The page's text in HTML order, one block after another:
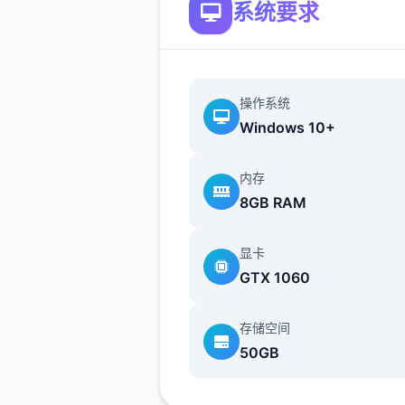
沙漠追猎者攻略：
游戏中也有着各种各样的阵营
每个阵营都有各自的目的，游
横。
不同于为H而H，本作主打的是
所以如果只是为了H内容而游玩
的快乐的情况，
但如果冲着剧情和世界观来玩
系统要求
操作系统
Windows 10+
内存
8GB RAM
显卡
GTX 1060
存储空间
50GB